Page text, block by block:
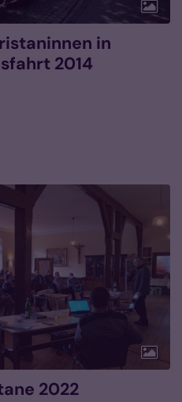
in
2014
2022